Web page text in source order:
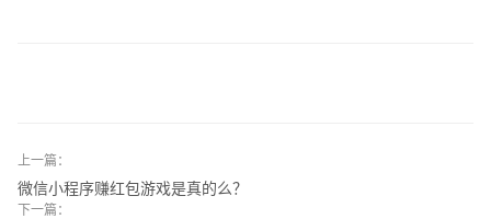
上一篇：
微信小程序赚红包游戏是真的么？
下一篇：